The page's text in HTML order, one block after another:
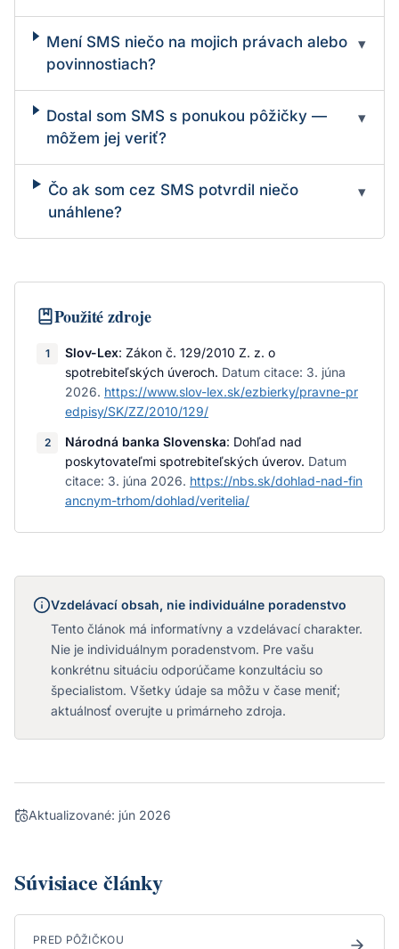
Mení SMS niečo na mojich právach alebo
povinnostiach?
▾
Dostal som SMS s ponukou pôžičky —
môžem jej veriť?
▾
Čo ak som cez SMS potvrdil niečo
unáhlene?
▾
Použité zdroje
1 Slov-Lex: Zákon č. 129/2010 Z. z. o
spotrebiteľských úveroch. Datum citace: 3. júna
2026. https://www.slov-lex.sk/ezbierky/pravne-pr
edpisy/SK/ZZ/2010/129/
2 Národná banka Slovenska: Dohľad nad
poskytovateľmi spotrebiteľských úverov. Datum
citace: 3. júna 2026. https://nbs.sk/dohlad-nad-fin
ancnym-trhom/dohlad/veritelia/
Vzdelávací obsah, nie individuálne poradenstvo
Tento článok má informatívny a vzdelávací charakter.
Nie je individuálnym poradenstvom. Pre vašu
konkrétnu situáciu odporúčame konzultáciu so
špecialistom. Všetky údaje sa môžu v čase meniť;
aktuálnosť overujte u primárneho zdroja.
Aktualizované: jún 2026
Súvisiace články
PRED PÔŽIČKOU